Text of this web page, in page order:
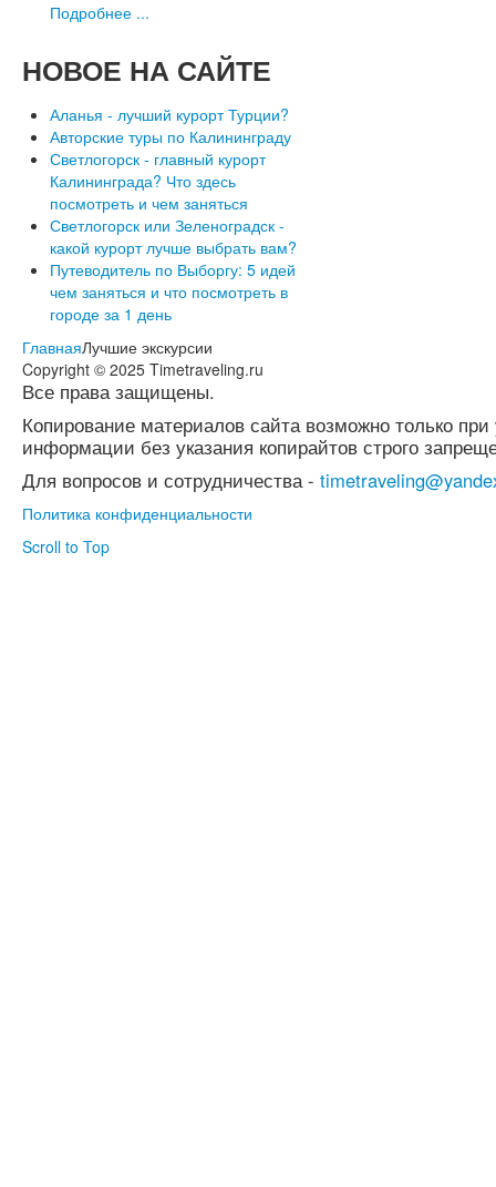
Подробнее ...
НОВОЕ НА САЙТЕ
Аланья - лучший курорт Турции?
Авторские туры по Калининграду
Светлогорск - главный курорт
Калининграда? Что здесь
посмотреть и чем заняться
Светлогорск или Зеленоградск -
какой курорт лучше выбрать вам?
Путеводитель по Выборгу: 5 идей
чем заняться и что посмотреть в
городе за 1 день
ГлавнаяЛучшие экскурсии
Copyright © 2025 Timetraveling.ru
Все права защищены.
Копирование материалов сайта возможно только
информации без указания копирайтов строго
Для вопросов и сотрудничества -
Политика конфиденциальности
Scroll to Top